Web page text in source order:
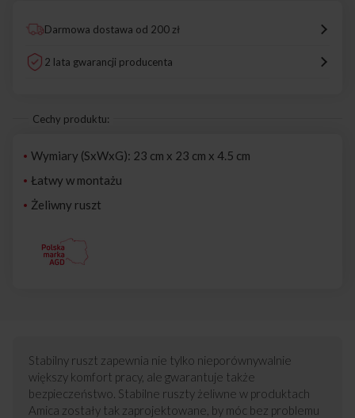
Darmowa dostawa od 200 zł
2 lata gwarancji producenta
Cechy produktu:
Wymiary (SxWxG): 23 cm x 23 cm x 4.5 cm
Łatwy w montażu
Żeliwny ruszt
Stabilny ruszt zapewnia nie tylko nieporównywalnie
większy komfort pracy, ale gwarantuje także
bezpieczeństwo. Stabilne ruszty żeliwne w produktach
Amica zostały tak zaprojektowane, by móc bez problemu